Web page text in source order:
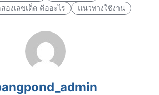
องเลขเด็ด คืออะไร
แนวทางใช้งาน